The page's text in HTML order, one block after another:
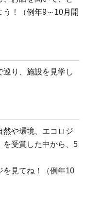
う！（例年9～10月開
り、施設を見学し
然や環境、エコロジ
を受賞した中から、5
を見てね！（例年10